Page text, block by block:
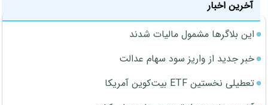
آخرین اخبار
این بلاگرها مشمول مالیات شدند
خبر جدید از واریز سود سهام عدالت
تعطیلی نخستین ETF بیت‌کوین آمریکا